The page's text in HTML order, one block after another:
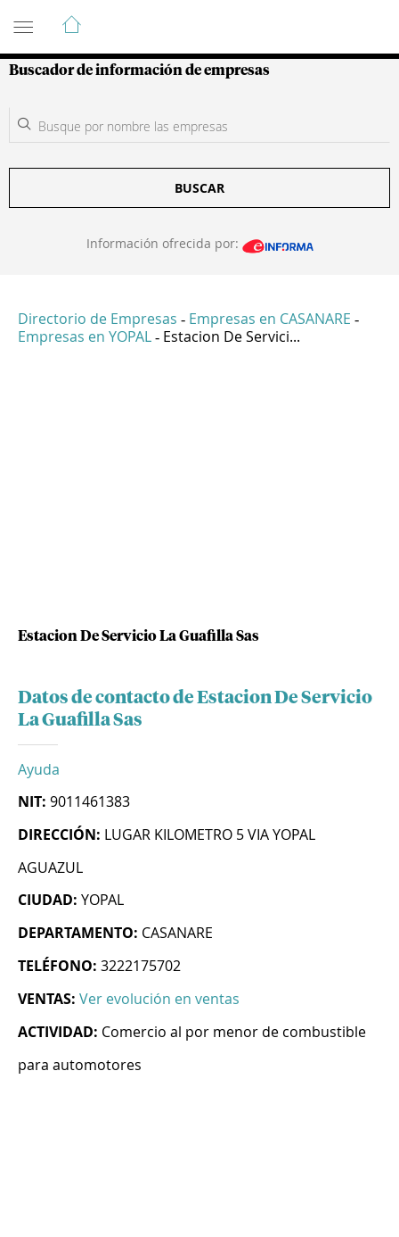
Guía de Empresas Colombianas
Buscador de información de empresas
BUSCAR
Información ofrecida por:
Directorio de Empresas - Empresas en CASANARE -
Empresas en YOPAL - Estacion De Servici...
Estacion De Servicio La Guafilla Sas
Datos de contacto de Estacion De Servicio
La Guafilla Sas
Ayuda
NIT: 9011461383
DIRECCIÓN: LUGAR KILOMETRO 5 VIA YOPAL
AGUAZUL
CIUDAD: YOPAL
DEPARTAMENTO: CASANARE
TELÉFONO: 3222175702
VENTAS: Ver evolución en ventas
ACTIVIDAD: Comercio al por menor de combustible
para automotores